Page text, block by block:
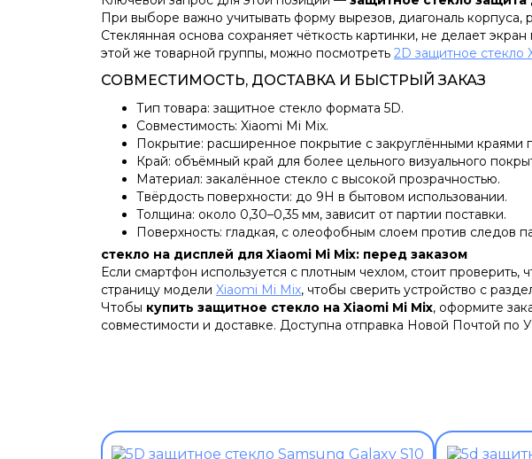
При выборе важно учитывать форму вырезов, диагональ
Стеклянная основа сохраняет чёткость картинки, не делает
этой же товарной группы, можно посмотреть 2D защитное стекло
СОВМЕСТИМОСТЬ, ДОСТАВКА И БЫСТРЫЙ ЗАКАЗ
Тип товара: защитное стекло формата 5D.
Совместимость: Xiaomi Mi Mix.
Покрытие: расширенное покрытие с закруглёнными краями
Край: объёмный край для более цельного визуального
Материал: закалённое стекло с высокой прозрачностью.
Твёрдость поверхности: до 9H в бытовом использовании.
Толщина: около 0,30–0,35 мм, зависит от партии поставки.
Поверхность: гладкая, с олеофобным слоем против следов
стекло на дисплей для Xiaomi Mi Mix: перед заказом
Если смартфон используется с плотным чехлом, стоит
страницу модели Xiaomi Mi Mix, чтобы сверить устройство с
Чтобы купить защитное стекло на Xiaomi Mi Mix, оформите
совместимости и доставке. Доступна отправка Новой Почтой по